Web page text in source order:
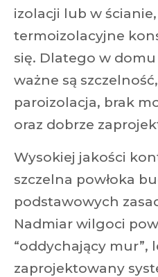
izolacji lub w ścianie,
termoizolacyjne
się. Dlatego w
ważne są
paroizolacja, brak
oraz dobrze
Wysokiej jakości
szczelna powłoka
podstawowych
Nadmiar wilgoci
“oddychający mur”,
zaprojektowany